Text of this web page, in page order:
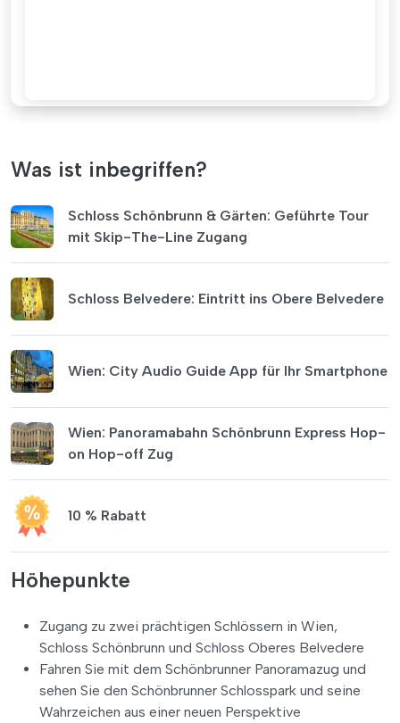
Was ist inbegriffen?
Schloss Schönbrunn & Gärten: Geführte Tour
mit Skip-The-Line Zugang
Schloss Belvedere: Eintritt ins Obere Belvedere
Wien: City Audio Guide App für Ihr Smartphone
Wien: Panoramabahn Schönbrunn Express Hop-
on Hop-off Zug
10 % Rabatt
Höhepunkte
Zugang zu zwei prächtigen Schlössern in Wien,
Schloss Schönbrunn und Schloss Oberes Belvedere
Fahren Sie mit dem Schönbrunner Panoramazug und
sehen Sie den Schönbrunner Schlosspark und seine
Wahrzeichen aus einer neuen Perspektive